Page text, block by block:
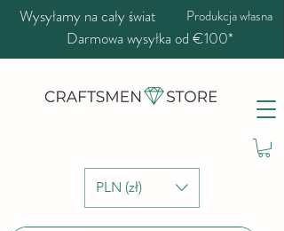
PLN (zł)
Wysyłamy na cały świat Produkcja własna
Darmowa wysyłka od €100*